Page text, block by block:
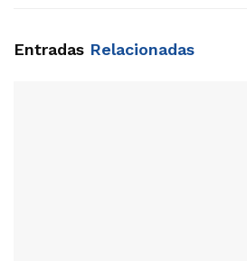
Entradas Relacionadas